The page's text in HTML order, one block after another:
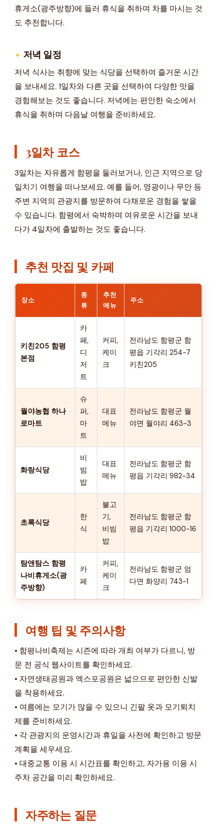
휴게소(광주방향)에 들러 휴식을 취하며 차를 마시는 것
도 추천합니다.
저녁 일정
저녁 식사는 취향에 맞는 식당을 선택하여 즐거운 시간
을 보내세요. 1일차와 다른 곳을 선택하여 다양한 맛을
경험해보는 것도 좋습니다. 저녁에는 편안한 숙소에서
휴식을 취하며 다음날 여행을 준비하세요.
3일차 코스
3일차는 자유롭게 함평을 둘러보거나, 인근 지역으로 당
일치기 여행을 떠나보세요. 예를 들어, 영광이나 무안 등
주변 지역의 관광지를 방문하여 다채로운 경험을 쌓을
수 있습니다. 함평에서 숙박하며 여유로운 시간을 보내
다가 4일차에 출발하는 것도 좋습니다.
추천 맛집 및 카페
장소
종
류
추천
메뉴
주소
키친205 함평
본점
카
페,
디
저
트
커피,
케이
크
전라남도 함평군 함
평읍 기각리 254-7
키친205
월야농협 하나
로마트
슈
퍼,
마
트
대표
메뉴
전라남도 함평군 월
야면 월야리 463-3
화랑식당
비
빔
밥
대표
메뉴
전라남도 함평군 함
평읍 기각리 982-34
초록식당
한
식
불고
기,
비빔
밥
전라남도 함평군 함
평읍 기각리 1000-16
탐앤탐스 함평
나비휴게소(광
주방향)
카
페
커피,
케이
크
전라남도 함평군 엄
다면 화양리 743-1
여행 팁 및 주의사항
• 함평나비축제는 시즌에 따라 개최 여부가 다르니, 방
문 전 공식 웹사이트를 확인하세요.
• 자연생태공원과 엑스포공원은 넓으므로 편안한 신발
을 착용하세요.
• 여름에는 모기가 많을 수 있으니 긴팔 옷과 모기퇴치
제를 준비하세요.
• 각 관광지의 운영시간과 휴일을 사전에 확인하고 방문
계획을 세우세요.
• 대중교통 이용 시 시간표를 확인하고, 자가용 이용 시
주차 공간을 미리 확인하세요.
자주하는 질문